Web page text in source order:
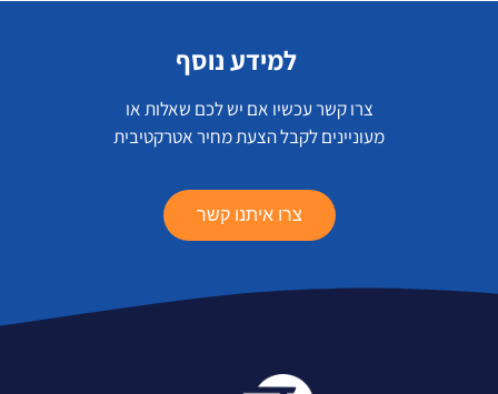
למידע נוסף
צרו קשר עכשיו אם יש לכם שאלות או
מעוניינים לקבל הצעת מחיר אטרקטיבית
צרו איתנו קשר